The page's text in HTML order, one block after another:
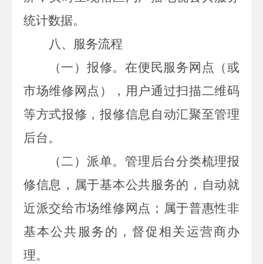
统计数据。
八、服务流程
（一）报修。在便民服务网点（或
市场维修网点），用户通过扫描二维码
等方式报修，报修信息自动汇聚至管理
后台。
（二）派单。 管理后台分类梳理报
修信息，属于基本公共服务的，自动就
近派交给市场维修网点；属于普惠性非
基本公共服务的，督促相关运营商办
理。